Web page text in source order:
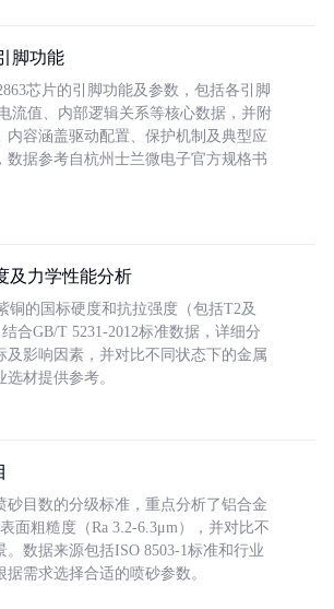
脚功能
芯片的引脚功能及参数，包括各引脚
流值、内部逻辑关系等核心数据，并附
内容涵盖驱动配置、保护机制及典型应
数据参考自杭州士兰微电子官方规格书
及力学性能分析
铜的国标硬度和抗拉强度（包括T2及
合GB/T 5231-2012标准数据，详细分
及影响因素，并对比不同状态下的金属
材提供参考。
砂目数的分级标准，重点分析了铝合金
面粗糙度（Ra 3.2-6.3μm），并对比不
。数据来源包括ISO 8503-1标准和行业
据需求选择合适的喷砂参数。